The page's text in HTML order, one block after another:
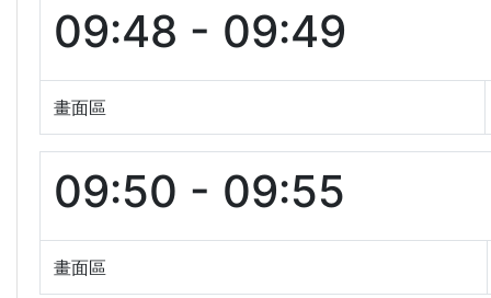
09:48 - 09:49
畫面區
09:50 - 09:55
畫面區